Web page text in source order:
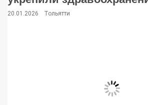
20.01.2026 Тольятти